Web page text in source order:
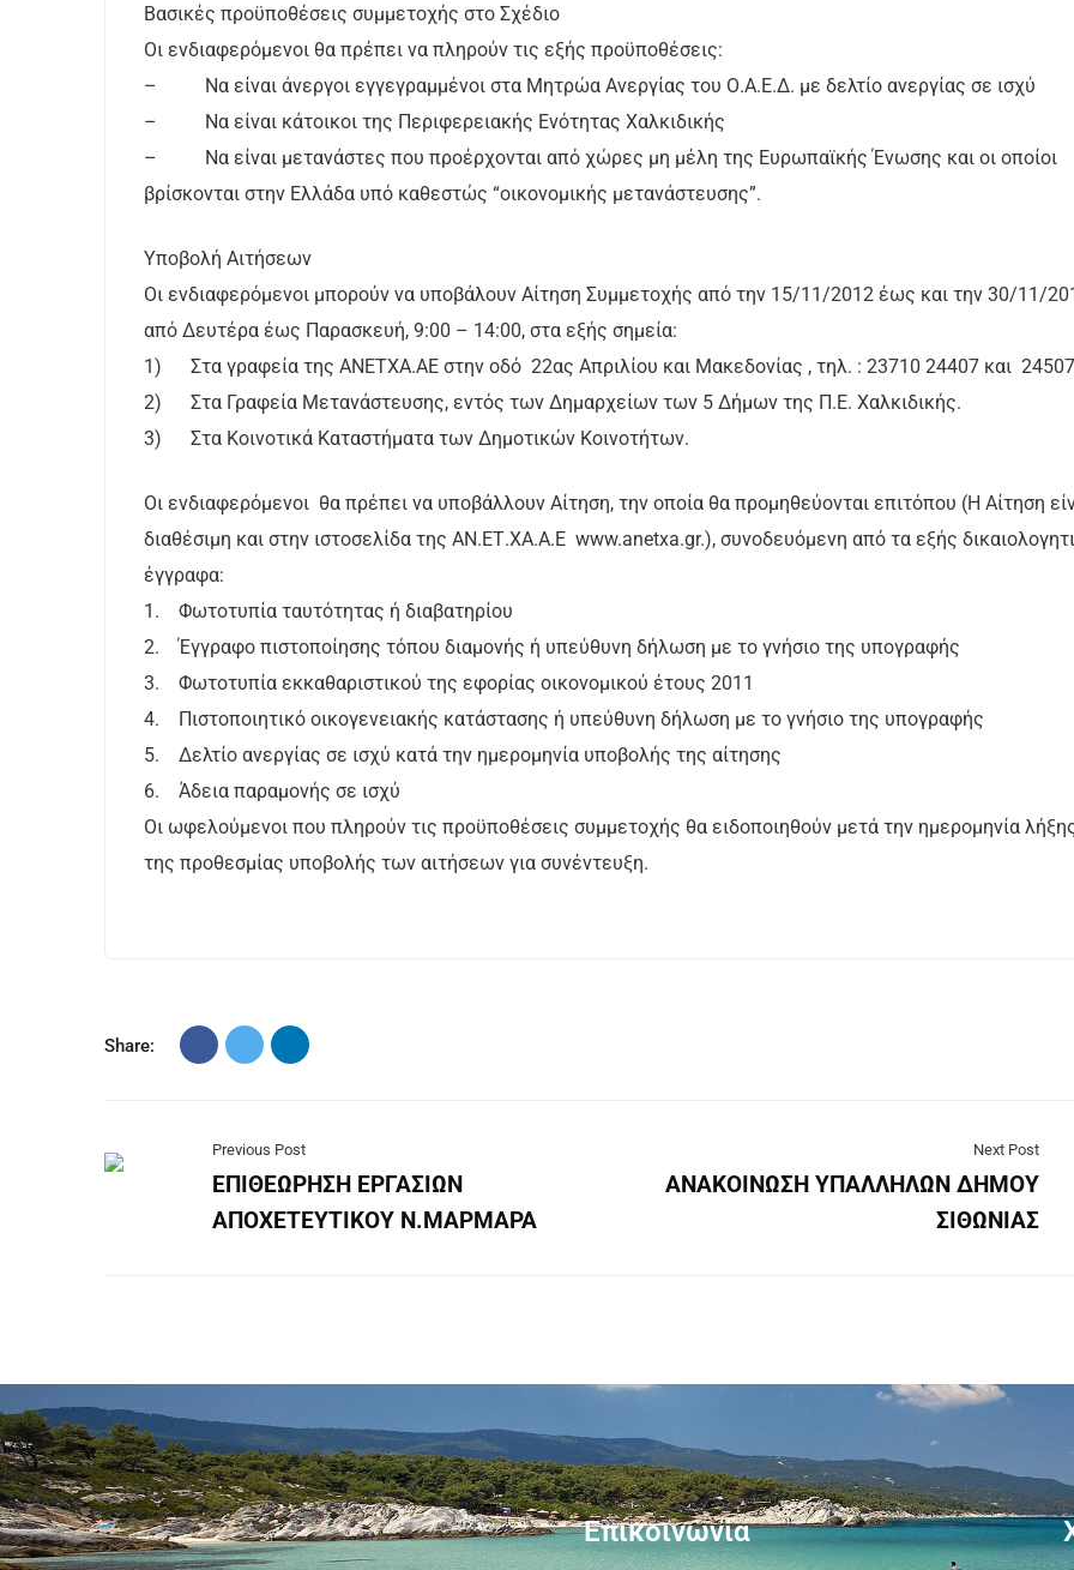
Βασικές προϋποθέσεις συμμετοχής στο Σχέδιο
Οι ενδιαφερόμενοι θα πρέπει να πληρούν τις εξής προϋποθέσεις:
– Να είναι άνεργοι εγγεγραμμένοι στα Μητρώα Ανεργίας του Ο.Α.Ε.Δ. με δελτίο ανεργίας σε ισχύ
– Να είναι κάτοικοι της Περιφερειακής Ενότητας Χαλκιδικής
– Να είναι μετανάστες που προέρχονται από χώρες μη μέλη της Ευρωπαϊκής Ένωσης και οι οποίοι
βρίσκονται στην Ελλάδα υπό καθεστώς “οικονομικής μετανάστευσης”.
Υποβολή Αιτήσεων
Οι ενδιαφερόμενοι μπορούν να υποβάλουν Αίτηση Συμμετοχής από την 15/11/2012 έως και την 30/11/
από Δευτέρα έως Παρασκευή, 9:00 – 14:00, στα εξής σημεία:
1) Στα γραφεία της ΑΝΕΤΧΑ.ΑΕ στην οδό 22ας Απριλίου και Μακεδονίας , τηλ. : 23710 24407 και
2) Στα Γραφεία Μετανάστευσης, εντός των Δημαρχείων των 5 Δήμων της Π.Ε. Χαλκιδικής.
3) Στα Κοινοτικά Καταστήματα των Δημοτικών Κοινοτήτων.
Οι ενδιαφερόμενοι θα πρέπει να υποβάλλουν Αίτηση, την οποία θα προμηθεύονται επιτόπου (Η Αίτηση
διαθέσιμη και στην ιστοσελίδα της ΑΝ.ΕΤ.ΧΑ.Α.Ε www.anetxa.gr.), συνοδευόμενη από τα εξής
έγγραφα:
1. Φωτοτυπία ταυτότητας ή διαβατηρίου
2. Έγγραφο πιστοποίησης τόπου διαμονής ή υπεύθυνη δήλωση με το γνήσιο της υπογραφής
3. Φωτοτυπία εκκαθαριστικού της εφορίας οικονομικού έτους 2011
4. Πιστοποιητικό οικογενειακής κατάστασης ή υπεύθυνη δήλωση με το γνήσιο της υπογραφής
5. Δελτίο ανεργίας σε ισχύ κατά την ημερομηνία υποβολής της αίτησης
6. Άδεια παραμονής σε ισχύ
Οι ωφελούμενοι που πληρούν τις προϋποθέσεις συμμετοχής θα ειδοποιηθούν μετά την ημερομηνία
της προθεσμίας υποβολής των αιτήσεων για συνέντευξη.
Share:
Previous Post
ΕΠΙΘΕΩΡΗΣΗ ΕΡΓΑΣΙΩΝ
ΑΠΟΧΕΤΕΥΤΙΚΟΥ Ν.ΜΑΡΜΑΡΑ
Next Post
ΑΝΑΚΟΙΝΩΣΗ ΥΠΑΛΛΗΛΩΝ ΔΗΜΟΥ
ΣΙΘΩΝΙΑΣ
Επικοινωνία